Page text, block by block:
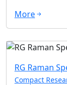
More
RG Raman
Compact